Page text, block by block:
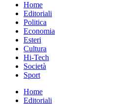
Home
Editoriali
Politica
Economia
Esteri
Cultura
Hi-Tech
Società
Sport
Home
Editoriali